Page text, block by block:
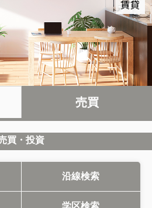
売買
買・投資
沿線検索